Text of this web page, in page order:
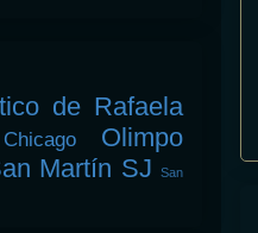
de Rafaela
Olimpo
Martín SJ
San